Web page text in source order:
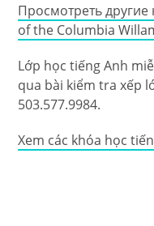
Просмотреть другие
of the Columbia
Lớp học tiếng Anh
qua bài kiểm tra xếp
503.577.9984.
Xem các khóa học